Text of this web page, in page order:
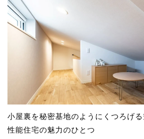
小屋裏を秘密基地のようにくつろげ
性能住宅の魅力のひとつ